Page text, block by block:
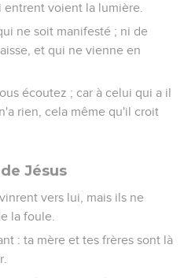
voient la lumière.
ne soit manifesté ; ni de
et qui ne vienne en
écoutez ; car à celui qui a il
rien, cela même qu'il croit
Jésus
vers lui, mais ils ne
la foule.
: ta mère et tes frères sont là